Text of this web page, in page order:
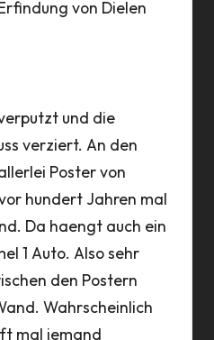
von Dielen
und die
verziert. An den
Poster von
hundert Jahren mal
Da haengt auch ein
1 Auto. Also sehr
den Postern
Wahrscheinlich
mal jemand